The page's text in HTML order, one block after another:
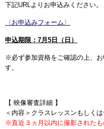
下記URLよりお申込みください。
〈お申込みフォーム〉
申込期限：7月5日（日）
※必ず参加資格をご確認の上、
す。
【 映像審査詳細 】
＜内容＞クラスレッスンもしく
※直近３ヵ月以内に撮影された